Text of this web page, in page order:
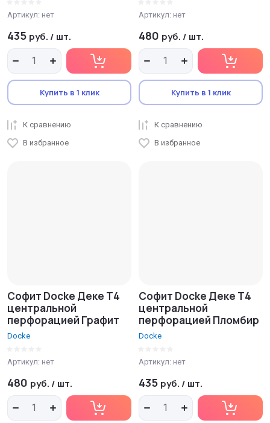
Артикул: нет
435 руб. / шт.
Купить в 1 клик
К сравнению
В избранное
Артикул: нет
480 руб. / шт.
Купить в 1 клик
К сравнению
В избранное
Софит Docke Деке T4
центральной
перфорацией Графит
Docke
Артикул: нет
480 руб. / шт.
Софит Docke Деке T4
центральной
перфорацией Пломбир
Docke
Артикул: нет
435 руб. / шт.